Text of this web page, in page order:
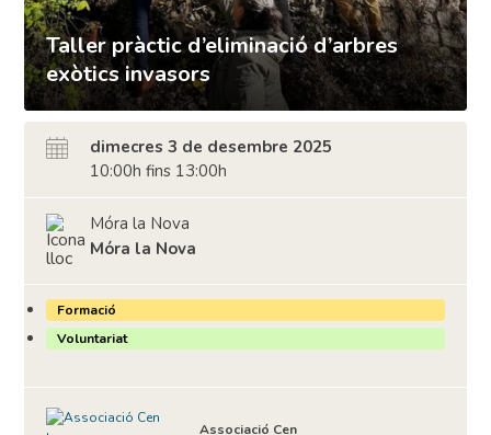
Taller pràctic d’eliminació d’arbres
exòtics invasors
dimecres 3 de desembre 2025
10:00h fins 13:00h
Móra la Nova
Móra la Nova
Formació
Voluntariat
Associació Cen